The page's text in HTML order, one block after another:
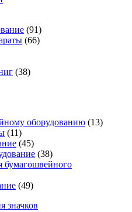
(91)
(66)
(38)
оборудованию (13)
(11)
(45)
(38)
бумагошвейного
(49)
значков